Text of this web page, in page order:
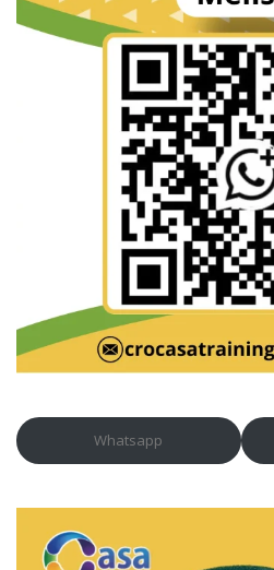
Whatsapp